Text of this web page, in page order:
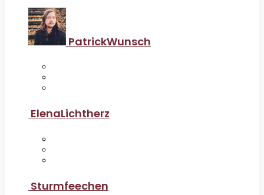
PatrickWunsch
ElenaLichtherz
Sturmfeechen